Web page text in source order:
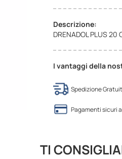
Descrizione:
DRENADOL PLUS 20
I vantaggi della
Spedizione
Pagamenti sicuri
TI